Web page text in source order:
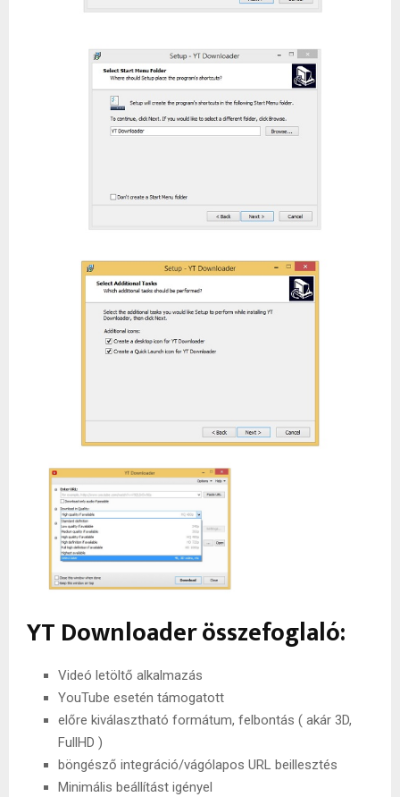
YT Downloader összefoglaló:
Videó letöltő alkalmazás
YouTube esetén támogatott
előre kiválasztható formátum, felbontás ( akár 3D,
FullHD )
böngésző integráció/vágólapos URL beillesztés
Minimális beállítást igényel